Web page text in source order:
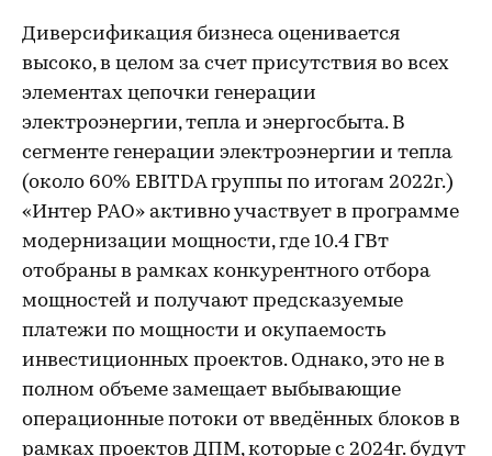
Диверсификация бизнеса оценивается
высоко, в целом за счет присутствия во всех
элементах цепочки генерации
электроэнергии, тепла и энергосбыта. В
сегменте генерации электроэнергии и тепла
(около 60% EBITDA группы по итогам 2022г.)
«Интер РАО» активно участвует в программе
модернизации мощности, где 10.4 ГВт
отобраны в рамках конкурентного отбора
мощностей и получают предсказуемые
платежи по мощности и окупаемость
инвестиционных проектов. Однако, это не в
полном объеме замещает выбывающие
операционные потоки от введённых блоков в
рамках проектов ДПМ, которые с 2024г. будут